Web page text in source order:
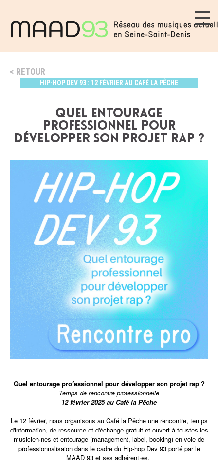
RETOUR
HIP-HOP DEV 93 : 12 FÉVRIER AU CAFÉ LA PÊCHE
Quel entourage
professionnel pour
développer son projet rap ?
Quel entourage professionnel pour développer son projet rap ?
Temps de rencontre professionnelle
12 février 2025 au Café la Pêche
Le 12 février, nous organisons au Café la Pêche une rencontre, temps
d'information, de ressource et d'échange gratuit et ouvert à toustes les
musicien·nes et entourage (management, label, booking) en voie de
professionnalisaion dans le cadre du Hip-hop Dev 93 porté par le
MAAD 93 et ses adhérent·es.